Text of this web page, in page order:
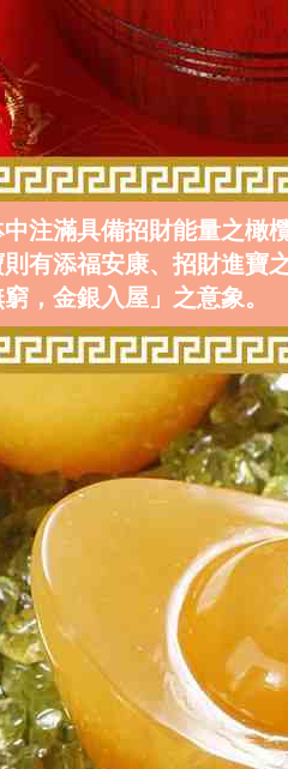
注滿具備招財能量之橄
有添福安康、招財進寶
，金銀入屋」之意象。